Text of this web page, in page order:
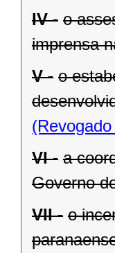
IV - o
imprensa
V - o
VI - a
Governo
VII - o